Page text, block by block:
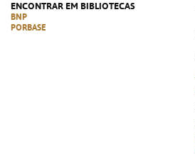
ENCONTRAR EM BIBLIOTECAS
BNP
PORBASE